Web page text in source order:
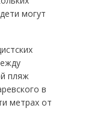
могут
пляж
в
метрах от